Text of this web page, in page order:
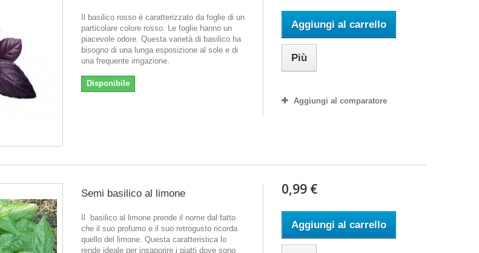
Il basilico rosso è caratterizzato da foglie di un
particolare colore rosso. Le foglie hanno un
piacevole odore. Questa varietà di basilico ha
bisogno di una lunga esposizione al sole e di
una frequente irrigazione.
Disponibile
Aggiungi al carrello
Più
Aggiungi al comparatore
Semi basilico al limone
Il basilico al limone prende il nome dal fatto
che il suo profumo e il suo retrogusto ricorda
quello del limone. Questa caratteristica lo
rende ideale per insaporire i piatti dove sono
0,99 €
Aggiungi al carrello